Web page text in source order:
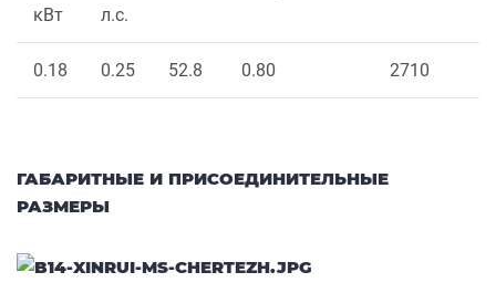
кВт
л.с.
0.18 0.25 52.8 0.80 2710
ГАБАРИТНЫЕ И ПРИСОЕДИНИТЕЛЬНЫЕ
РАЗМЕРЫ